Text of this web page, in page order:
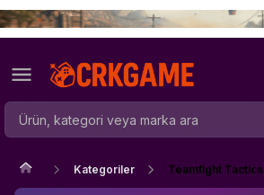
Kategoriler Teamfight Tactics